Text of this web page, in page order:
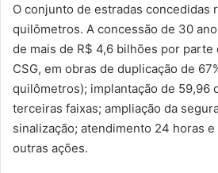
O conjunto de estradas concedidas
quilômetros. A concessão de 30
de mais de R$ 4,6 bilhões por parte
CSG, em obras de duplicação de
quilômetros); implantação de 59,96
terceiras faixas; ampliação da
sinalização; atendimento 24 horas
outras ações.